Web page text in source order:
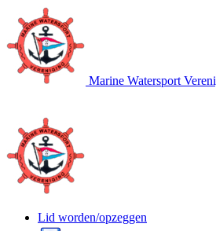
Marine Watersport
Lid worden/opzeggen